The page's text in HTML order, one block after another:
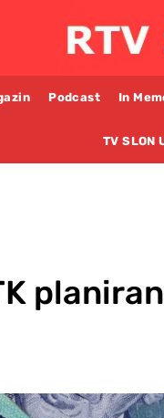
Podcast In
TV SLON